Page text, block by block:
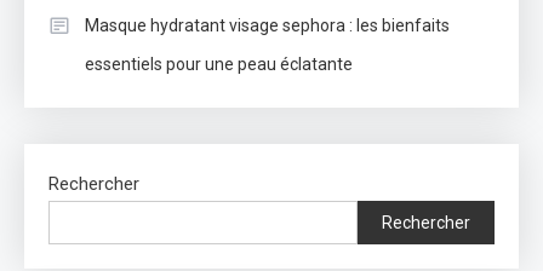
Masque hydratant visage sephora : les bienfaits
essentiels pour une peau éclatante
Rechercher
Rechercher